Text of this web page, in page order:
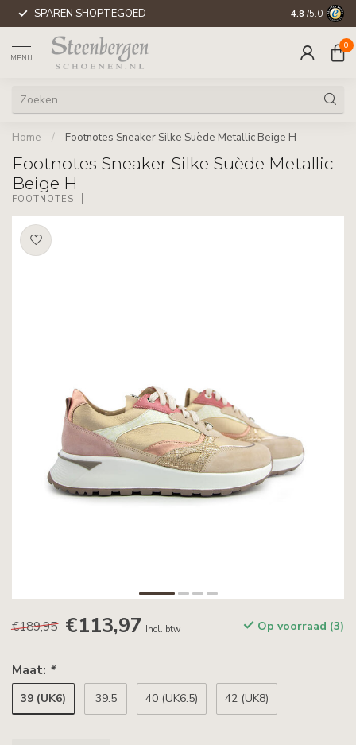
SPAREN SHOPTEGOED 4.8 /5.0
MENU
0
Home / Footnotes Sneaker Silke Suède Metallic Beige H
Footnotes Sneaker Silke Suède Metallic
Beige H
FOOTNOTES
€189,95 €113,97 Incl. btw Op voorraad (3)
Maat: *
39 (UK6) 39.5 40 (UK6.5) 42 (UK8)